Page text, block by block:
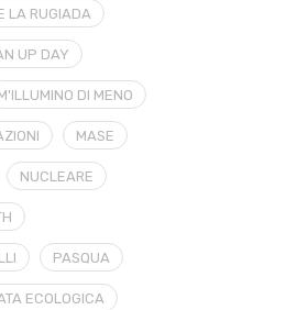
LA RUGIADA
UP DAY
DI MENO
MASE
NUCLEARE
PASQUA
ECOLOGICA